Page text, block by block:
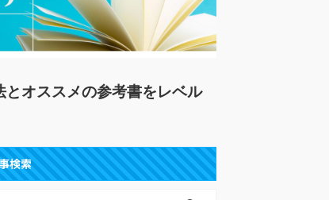
とオススメの参考書をレベル
検索